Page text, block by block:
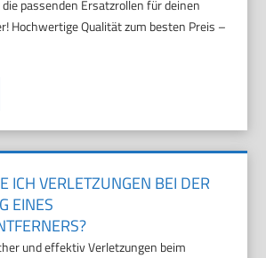
passenden Ersatzrollen für deinen
Hochwertige Qualität zum besten Preis –
ICH VERLETZUNGEN BEI DER
EINES
und effektiv Verletzungen beim